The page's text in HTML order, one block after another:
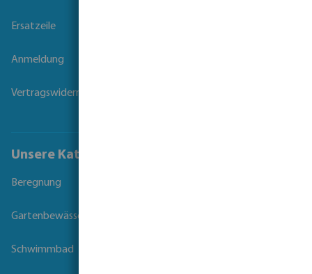
Ersatzeile
Anmeldung
Vertragswiderruf
Unsere Kataloge
Beregnung
Gartenbewässerung
Schwimmbad